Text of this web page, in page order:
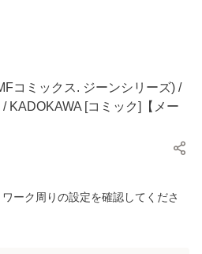
コミックス. ジーンシリーズ) /
KADOKAWA [コミック]【メー
ーク周りの設定を確認してくださ